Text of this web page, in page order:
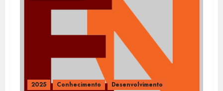
2025 Conhecimento
Desenvolvimento